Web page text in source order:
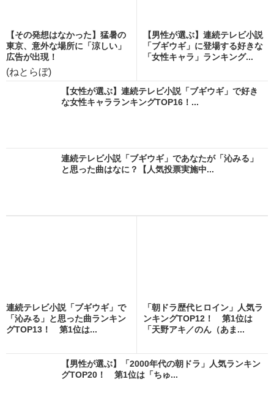
【その発想はなかった】猛暑の
東京、意外な場所に「涼しい」
広告が出現！
(ねとらぼ)
【男性が選ぶ】連続テレビ小説
「ブギウギ」に登場する好きな
「女性キャラ」ランキング...
【女性が選ぶ】連続テレビ小説「ブギウギ」で好き
な女性キャラランキングTOP16！...
連続テレビ小説「ブギウギ」であなたが「沁みる」
と思った曲はなに？【人気投票実施中...
連続テレビ小説「ブギウギ」で
「沁みる」と思った曲ランキン
グTOP13！ 第1位は...
「朝ドラ歴代ヒロイン」人気ラ
ンキングTOP12！ 第1位は
「天野アキ／のん（あま...
【男性が選ぶ】「2000年代の朝ドラ」人気ランキン
グTOP20！ 第1位は「ちゅ...